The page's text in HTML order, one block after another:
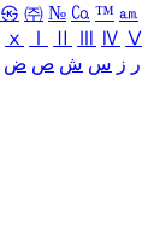
㉿ ㈜ № ㏇ ™ ㏂
ⅹ Ⅳ Ⅴ
ر ز س ش ص ض